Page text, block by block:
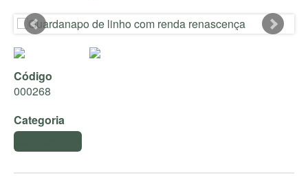
Código
000268
Categoria